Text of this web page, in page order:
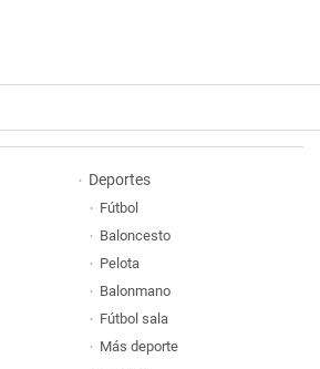
Deportes
Fútbol
Baloncesto
Pelota
Balonmano
Fútbol sala
Más deporte